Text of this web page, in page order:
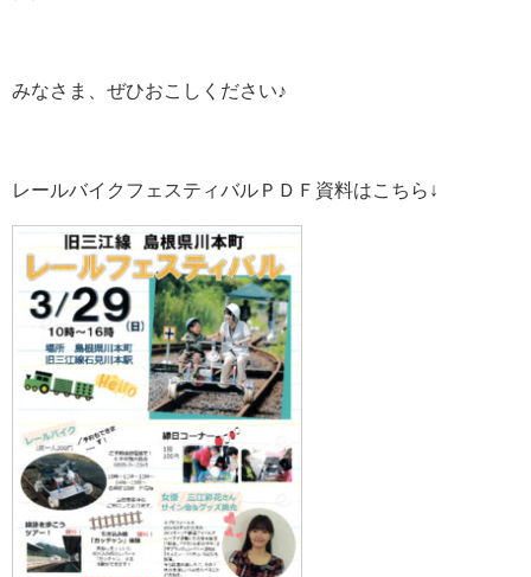
みなさま、ぜひおこしください♪
レールバイクフェスティバルＰＤＦ資料はこちら↓